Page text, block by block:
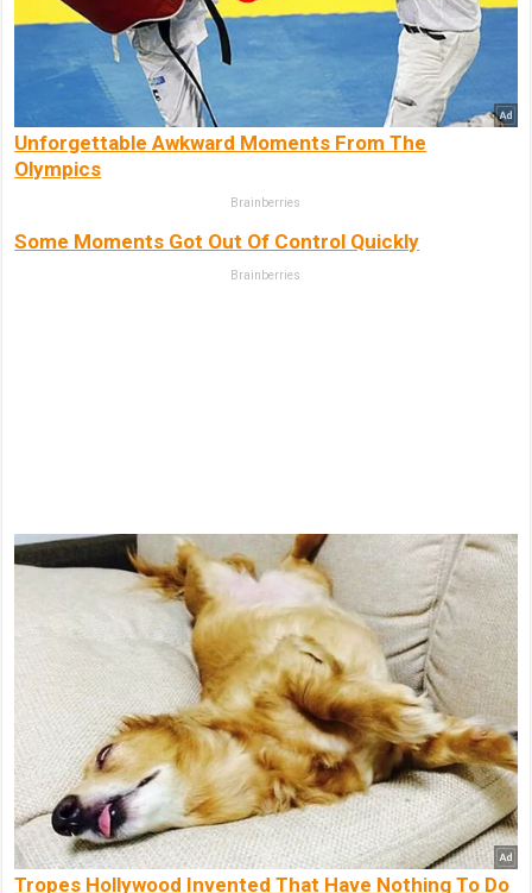
Unforgettable Awkward Moments From The
Olympics
Brainberries
Some Moments Got Out Of Control Quickly
Brainberries
Tropes Hollywood Invented That Have Nothing To Do